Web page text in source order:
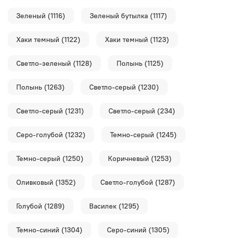
Зеленый (1116) Зеленый бутылка (1117)
Хаки темный (1122) Хаки темный (1123)
Светло-зеленый (1128) Полынь (1125)
Полынь (1263) Светло-серый (1230)
Светло-серый (1231) Светло-серый (234)
Серо-голубой (1232) Темно-серый (1245)
Темно-серый (1250) Коричневый (1253)
Оливковый (1352) Светло-голубой (1287)
Голубой (1289) Василек (1295)
Темно-синий (1304) Серо-синий (1305)